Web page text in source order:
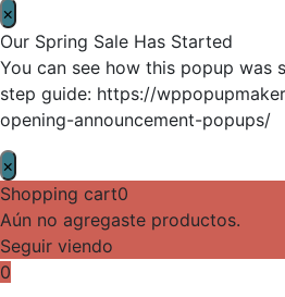
×
Our Spring Sale Has Started
You can see how this popup was
step guide: https://
opening-announcement-popups/
×
Shopping cart0
Aún no agregaste productos.
Seguir viendo
0